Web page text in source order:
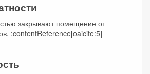
закрывают помещение от
:contentReference[oaicite:5]